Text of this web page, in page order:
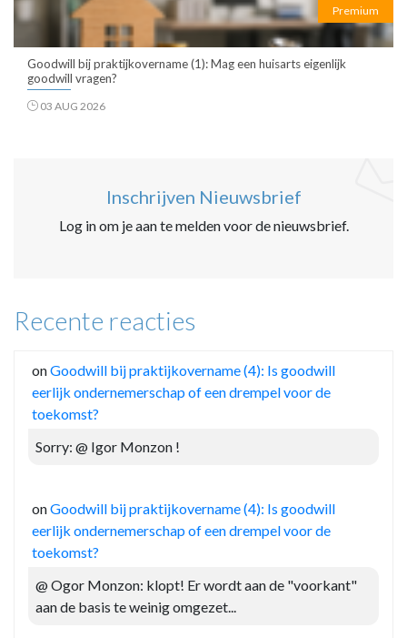
Premium
Goodwill bij praktijkovername (1): Mag een huisarts eigenlijk
goodwill vragen?
03 AUG 2026
Inschrijven Nieuwsbrief
Log in om je aan te melden voor de nieuwsbrief.
Recente reacties
onGoodwill bij praktijkovername (4): Is goodwill
eerlijk ondernemerschap of een drempel voor de
toekomst?
Sorry: @ Igor Monzon !
onGoodwill bij praktijkovername (4): Is goodwill
eerlijk ondernemerschap of een drempel voor de
toekomst?
@ Ogor Monzon: klopt! Er wordt aan de "voorkant"
aan de basis te weinig omgezet...